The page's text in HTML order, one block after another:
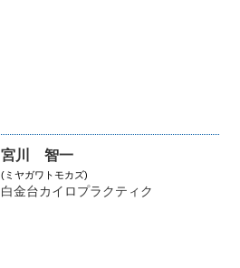
宮川 智一
(ミヤガワトモカズ)
白金台カイロプラクティク